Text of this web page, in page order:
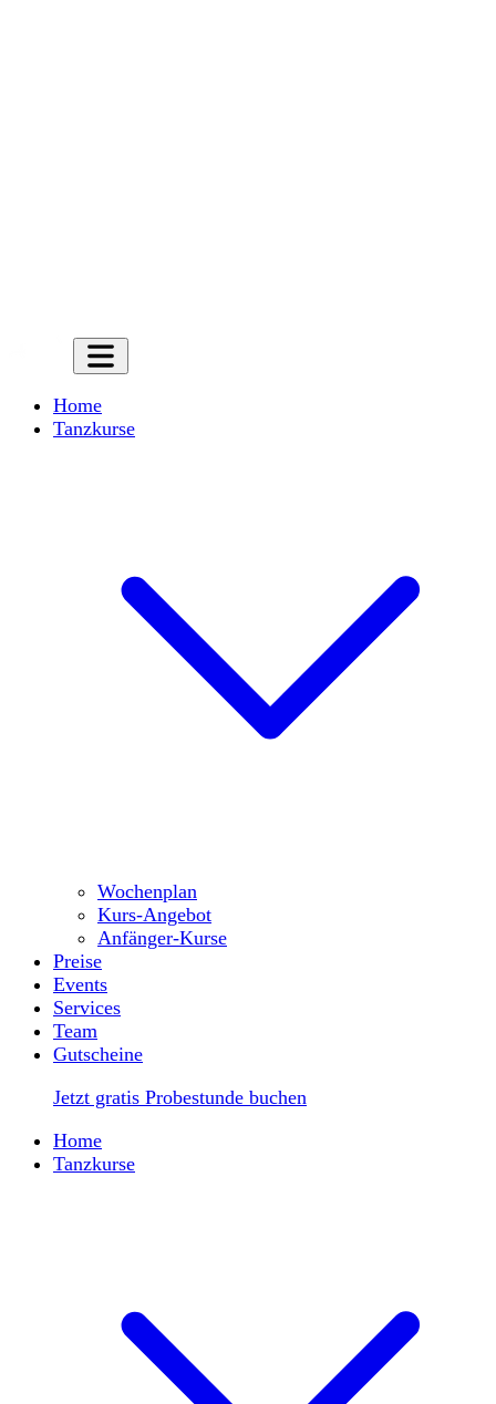
Home
Tanzkurse
Wochenplan
Kurs-Angebot
Anfänger-Kurse
Preise
Events
Services
Team
Gutscheine
Jetzt gratis Probestunde buchen
Home
Tanzkurse